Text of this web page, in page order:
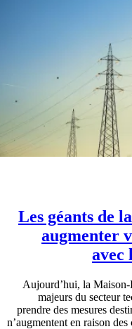
Les géants de
augmenter
avec
Aujourd’hui, la Maison-
majeurs du secteur
prendre des mesures
n’augmentent en raison